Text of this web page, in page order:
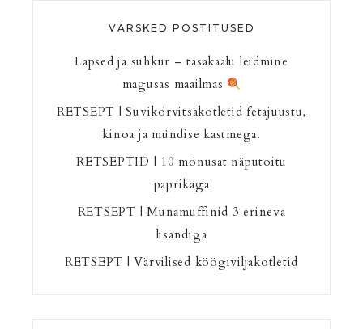
VÄRSKED POSTITUSED
Lapsed ja suhkur – tasakaalu leidmine
magusas maailmas
RETSEPT | Suvikõrvitsakotletid fetajuustu,
kinoa ja mündise kastmega.
RETSEPTID | 10 mõnusat näputoitu
paprikaga
RETSEPT | Munamuffinid 3 erineva
lisandiga
RETSEPT | Värvilised köögiviljakotletid